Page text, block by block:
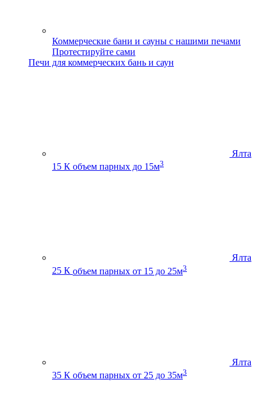
Коммерческие бани и сауны с нашими печами
Протестируйте сами
Печи для коммерческих бань и саун
Ялта
15 К объем парных до 15м3
Ялта
25 К объем парных от 15 до 25м3
Ялта
35 К объем парных от 25 до 35м3